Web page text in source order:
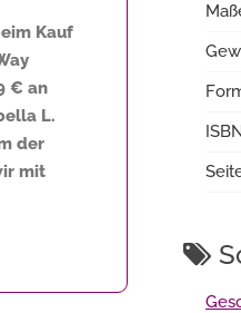
Kauf
€ an
L.
der
mit